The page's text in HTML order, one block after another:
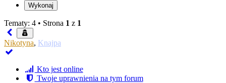
Tematy: 4 • Strona 1 z 1
Nikotyna, Knajpa
Kto jest online
Twoje uprawnienia na tym forum